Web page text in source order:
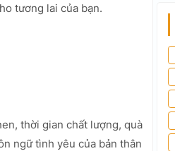
tương lai của bạn.
thời gian chất lượng, quà
ngữ tình yêu của bản thân